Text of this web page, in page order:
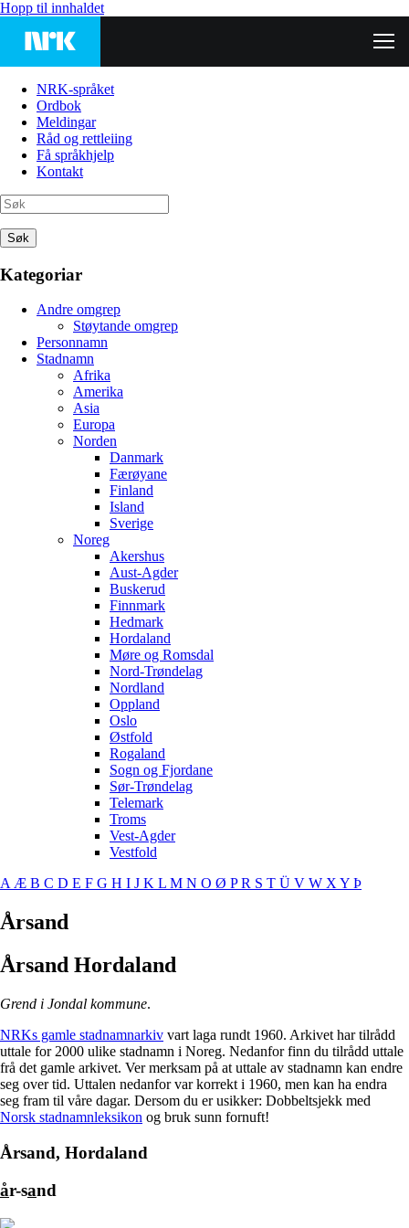
Hopp til innhaldet
NRK-språket
Ordbok
Meldingar
Råd og rettleiing
Få språkhjelp
Kontakt
Søk
Kategoriar
Andre omgrep
Støytande omgrep
Personnamn
Stadnamn
Afrika
Amerika
Asia
Europa
Norden
Danmark
Færøyane
Finland
Island
Sverige
Noreg
Akershus
Aust-Agder
Buskerud
Finnmark
Hedmark
Hordaland
Møre og Romsdal
Nord-Trøndelag
Nordland
Oppland
Oslo
Østfold
Rogaland
Sogn og Fjordane
Sør-Trøndelag
Telemark
Troms
Vest-Agder
Vestfold
AÆ B C D E F G H I J K L M N O Ø PR S T Ü V W XY Þ
Årsand
Årsand Hordaland
Grend i Jondal kommune.
NRKs gamle stadnamnarkiv vart laga rundt 1960. Arkivet har tilrådd
uttale for 2000 ulike stadnamn i Noreg. Nedanfor finn du tilrådd uttale
frå det gamle arkivet. Ver merksam på at uttale av stadnamn kan endre
seg over tid. Uttalen nedanfor var korrekt i 1960, men kan ha endra
seg fram til våre dagar. Dersom du er usikker: Dobbeltsjekk med
Norsk stadnamnleksikon og bruk sunn fornuft!
Årsand, Hordaland
år-sand